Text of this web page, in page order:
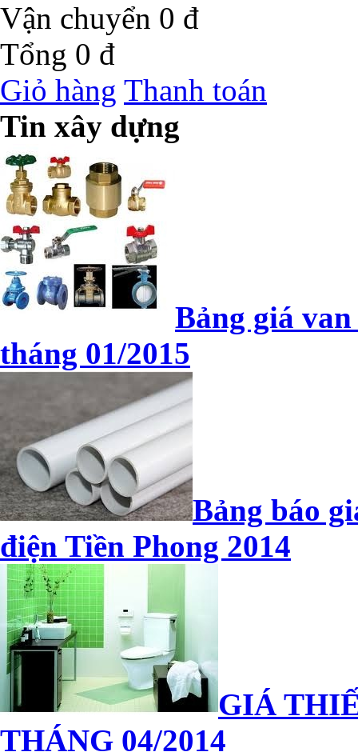
Vận chuyển 0 đ
Tổng 0 đ
Giỏ hàng Thanh toán
Tin xây dựng
Bảng giá
tháng 01/2015
Bảng báo
điện Tiền Phong 2014
GIÁ
THÁNG 04/2014